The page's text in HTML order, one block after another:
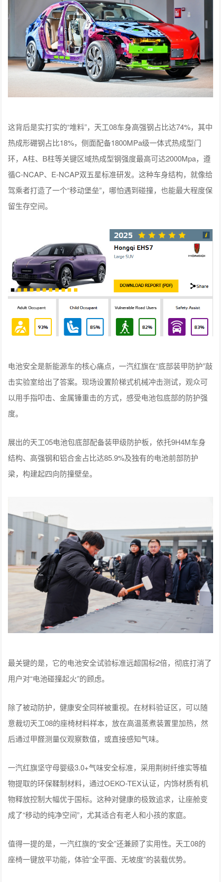
这背后是实打实的“堆料”，天工08车身高强钢占比达74%，其中
热成形硼钢占比18%，侧面配备1800MPa级一体式热成型门
环，A柱、B柱等关键区域热成型钢强度最高可达2000Mpa，遵
循C-NCAP、E-NCAP双五星标准研发。这种车身结构，就像给
驾乘者打造了一个“移动堡垒”，哪怕遇到碰撞，也能最大程度保
留生存空间。
电池安全是新能源车的核心痛点，一汽红旗在“底部装甲防护”敲
击实验室给出了答案。现场设置阶梯式机械冲击测试，观众可
以用手指叩击、金属锤重击的方式，感受电池包底部的防护强
度。
展出的天工05电池包底部配备装甲级防护板，依托9H4M车身
结构、高强钢和铝合金占比达85.9%及独有的电池前部防护
梁，构建起四向防撞壁垒。
最关键的是，它的电池安全试验标准远超国标2倍，彻底打消了
用户对“电池碰撞起火”的顾虑。
除了被动防护，健康安全同样被重视。在材料验证区，可以随
意裁切天工08的座椅材料样本，放在高温蒸煮装置里加热，然
后通过甲醛测量仪观察数值，或直接感知气味。
一汽红旗坚守母婴级3.0+气味安全标准，采用荆树纤维实等植
物提取的环保鞣制材料，通过OEKO-TEX认证，内饰材质有机
物释放控制大幅优于国标。这种对健康的极致追求，让座舱变
成了“移动的纯净空间”，尤其适合有老人和小孩的家庭。
值得一提的是，一汽红旗的“安全”还兼顾了实用性。天工08的
座椅一键放平功能，体验“全平面、无坡度”的装载优势。